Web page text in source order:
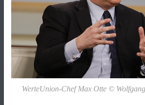
WerteUnion-Chef Max Otte ©